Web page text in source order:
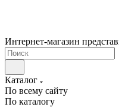
Интернет-магазин
Каталог
По всему сайту
По каталогу